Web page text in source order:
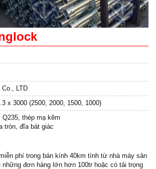
LTD
x 3000 (2500, 2000, 1500, 1000)
thép mạ kẽm
tròn, đĩa bát giác
phí trong bán kính 40km tính từ nhà máy sản
đơn hàng lớn hơn 100tr hoặc có tải trọng